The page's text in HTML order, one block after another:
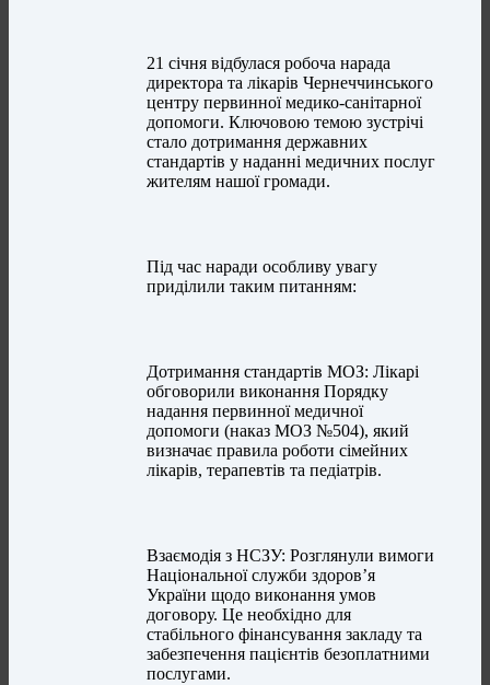
21 січня відбулася робоча нарада
директора та лікарів Чернеччинського
центру первинної медико-санітарної
допомоги. Ключовою темою зустрічі
стало дотримання державних
стандартів у наданні медичних послуг
жителям нашої громади.
Під час наради особливу увагу
приділили таким питанням:
Дотримання стандартів МОЗ: Лікарі
обговорили виконання Порядку
надання первинної медичної
допомоги (наказ МОЗ №504), який
визначає правила роботи сімейних
лікарів, терапевтів та педіатрів.
Взаємодія з НСЗУ: Розглянули вимоги
Національної служби здоров’я
України щодо виконання умов
договору. Це необхідно для
стабільного фінансування закладу та
забезпечення пацієнтів безоплатними
послугами.